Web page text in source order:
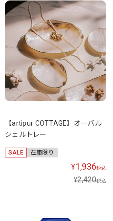
【artipur COTTAGE】オーバル
シェルトレー
SALE 在庫限り
¥1,936税込
¥2,420税込